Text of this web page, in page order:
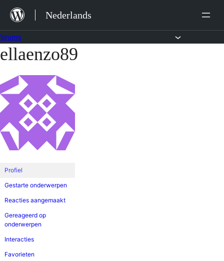
naar
de
inhoud
Nederlands
Ga
de
inhoud
ellaenzo89
Profiel
Gestarte onderwerpen
Reacties aangemaakt
Gereageerd op
onderwerpen
Interacties
Favorieten